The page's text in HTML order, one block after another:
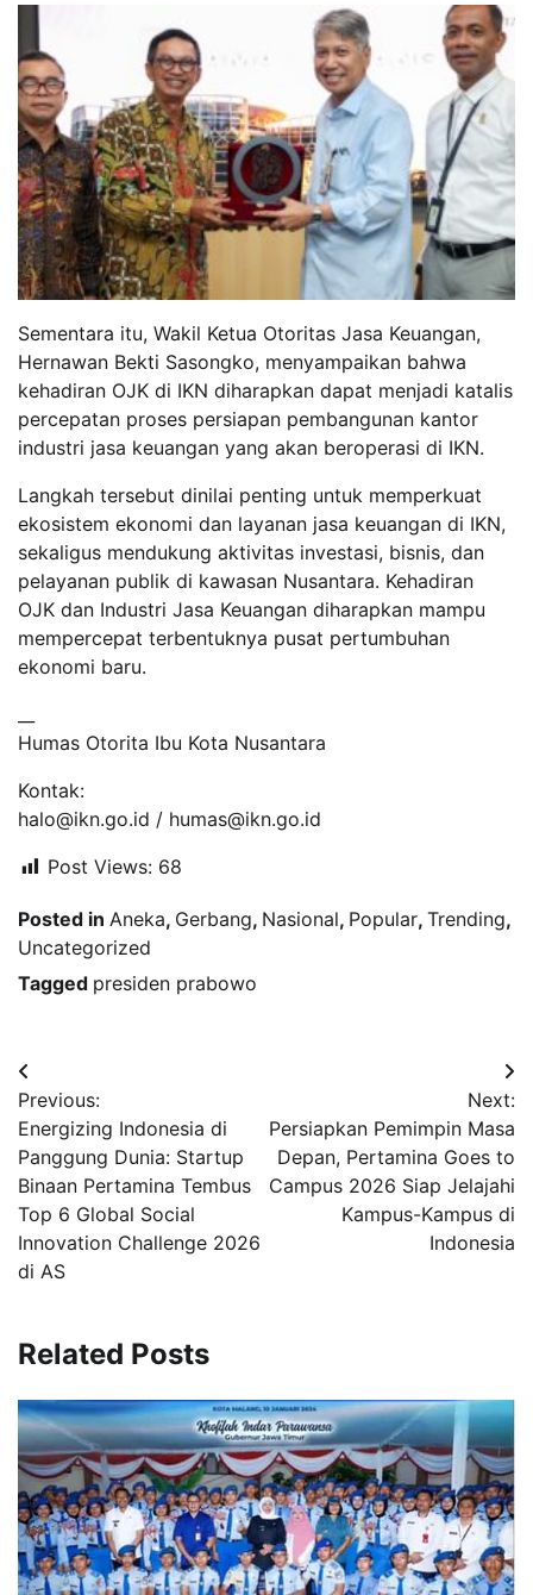
Sementara itu, Wakil Ketua Otoritas Jasa Keuangan,
Hernawan Bekti Sasongko, menyampaikan bahwa
kehadiran OJK di IKN diharapkan dapat menjadi katalis
percepatan proses persiapan pembangunan kantor
industri jasa keuangan yang akan beroperasi di IKN.
Langkah tersebut dinilai penting untuk memperkuat
ekosistem ekonomi dan layanan jasa keuangan di IKN,
sekaligus mendukung aktivitas investasi, bisnis, dan
pelayanan publik di kawasan Nusantara. Kehadiran
OJK dan Industri Jasa Keuangan diharapkan mampu
mempercepat terbentuknya pusat pertumbuhan
ekonomi baru.
Humas Otorita Ibu Kota Nusantara
Kontak:
halo@ikn.go.id / humas@ikn.go.id
Post Views: 68
Posted in Aneka, Gerbang, Nasional, Popular, Trending,
Uncategorized
Tagged presiden prabowo
Navigasi
pos
Previous:
Energizing Indonesia di
Panggung Dunia: Startup
Binaan Pertamina Tembus
Top 6 Global Social
Innovation Challenge 2026
di AS
Next:
Persiapkan Pemimpin Masa
Depan, Pertamina Goes to
Campus 2026 Siap Jelajahi
Kampus-Kampus di
Indonesia
Related Posts